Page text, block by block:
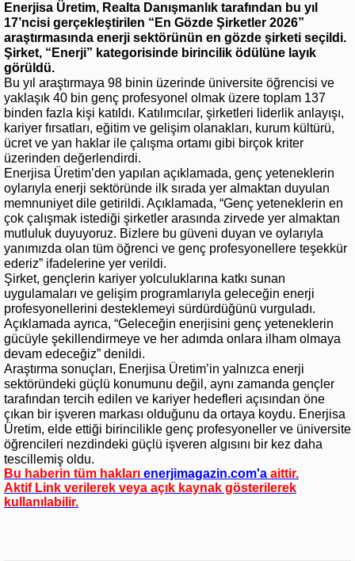
Enerjisa Üretim, Realta Danışmanlık tarafından bu yıl
17’ncisi gerçekleştirilen “En Gözde Şirketler 2026”
araştırmasında enerji sektörünün en gözde şirketi seçildi.
Şirket, “Enerji” kategorisinde birincilik ödülüne layık
görüldü.
Bu yıl araştırmaya 98 binin üzerinde üniversite öğrencisi ve
yaklaşık 40 bin genç profesyonel olmak üzere toplam 137
binden fazla kişi katıldı. Katılımcılar, şirketleri liderlik anlayışı,
kariyer fırsatları, eğitim ve gelişim olanakları, kurum kültürü,
ücret ve yan haklar ile çalışma ortamı gibi birçok kriter
üzerinden değerlendirdi.
Enerjisa Üretim’den yapılan açıklamada, genç yeteneklerin
oylarıyla enerji sektöründe ilk sırada yer almaktan duyulan
memnuniyet dile getirildi. Açıklamada, “Genç yeteneklerin en
çok çalışmak istediği şirketler arasında zirvede yer almaktan
mutluluk duyuyoruz. Bizlere bu güveni duyan ve oylarıyla
yanımızda olan tüm öğrenci ve genç profesyonellere teşekkür
ederiz” ifadelerine yer verildi.
Şirket, gençlerin kariyer yolculuklarına katkı sunan
uygulamaları ve gelişim programlarıyla geleceğin enerji
profesyonellerini desteklemeyi sürdürdüğünü vurguladı.
Açıklamada ayrıca, “Geleceğin enerjisini genç yeteneklerin
gücüyle şekillendirmeye ve her adımda onlara ilham olmaya
devam edeceğiz” denildi.
Araştırma sonuçları, Enerjisa Üretim’in yalnızca enerji
sektöründeki güçlü konumunu değil, aynı zamanda gençler
tarafından tercih edilen ve kariyer hedefleri açısından öne
çıkan bir işveren markası olduğunu da ortaya koydu. Enerjisa
Üretim, elde ettiği birincilikle genç profesyoneller ve üniversite
öğrencileri nezdindeki güçlü işveren algısını bir kez daha
tescillemiş oldu.
Bu haberin tüm hakları enerjimagazin.com'a aittir.
Aktif Link verilerek veya açık kaynak gösterilerek
kullanılabilir.